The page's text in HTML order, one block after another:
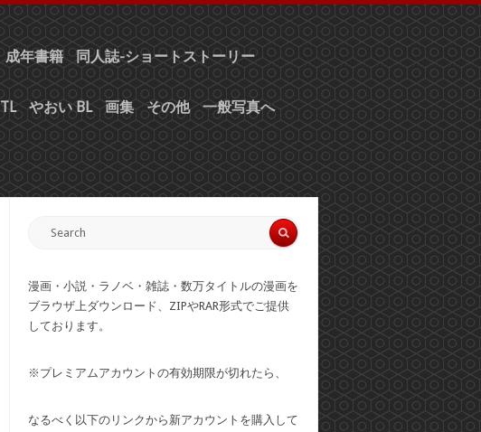
成年書籍 同人誌-ショートストーリー
TL やおい BL 画集 その他 一般写真へ
漫画・小説・ラノベ・雑誌・数万タイトルの漫画を
ブラウザ上ダウンロード、ZIPやRAR形式でご提供
しております。
※プレミアムアカウントの有効期限が切れたら、
なるべく以下のリンクから新アカウントを購入して